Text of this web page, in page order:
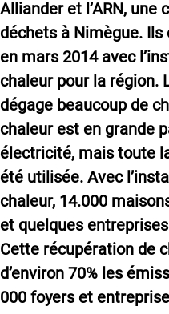
Alliander et l’ARN,
déchets à Nimègue.
en mars 2014 avec
chaleur pour la région.
dégage beaucoup de
chaleur est en grande
électricité, mais toute
été utilisée. Avec
chaleur, 14.000
et quelques
Cette récupération de
d’environ 70% les
000 foyers et